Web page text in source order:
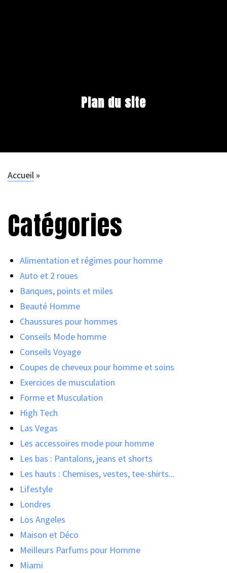
Plan du site
Accueil »
Catégories
Alimentation et régimes pour homme
Auto et 2 roues
Banques, points et miles
Beauté Homme
Chaussures pour hommes
Conseils Mode homme
Conseils Voyage
Coupes de cheveux pour homme et soins
Exercices de musculation
Forme et Musculation
High Tech
Las Vegas
Les accessoires mode pour homme
Les bas : Pantalons, jeans et shorts
Les hauts : Chemises, vestes, tee-shirts...
Lifestyle
Londres
Los Angeles
Maison et Déco
Meilleurs Parfums pour Homme
Miami